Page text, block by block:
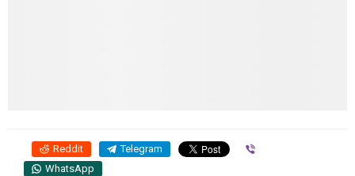
Reddit Telegram
WhatsApp